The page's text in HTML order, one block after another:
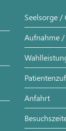
Seelsorge /
Aufnahme
Anfahrt